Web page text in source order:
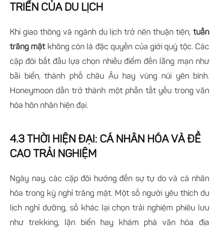
TRIỂN CỦA DU LỊCH
Khi giao thông và ngành du lịch trở nên thuận tiện, tuần
trăng mậtkhông còn là đặc quyền của giới quý tộc. Các
cặp đôi bắt đầu lựa chọn nhiều điểm đến lãng mạn như
bãi biển, thành phố châu Âu hay vùng núi yên bình.
Honeymoon dần trở thành một phần tất yếu trong văn
hóa hôn nhân hiện đại.
4.3 THỜI HIỆN ĐẠI: CÁ NHÂN HÓA VÀ ĐỀ
CAO TRẢI NGHIỆM
Ngày nay, các cặp đôi hướng đến sự tự do và cá nhân
hóa trong kỳ nghỉ trăng mật. Một số người yêu thích du
lịch nghỉ dưỡng, số khác lại chọn trải nghiệm phiêu lưu
như trekking, lặn biển hay khám phá văn hóa địa